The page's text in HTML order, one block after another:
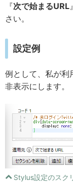
『次で始まるURL
さい。
設定例
例として、私が
非表示にします。
Stylus設定のスク